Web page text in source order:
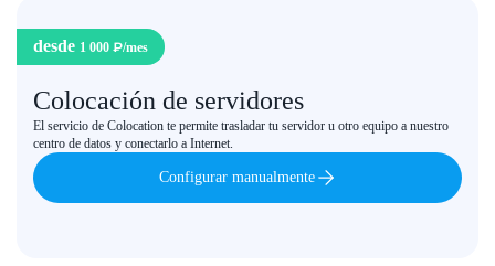
desde 1 000 ₽/mes
Colocación de servidores
El servicio de Colocation te permite trasladar tu servidor u otro equipo a nuestro
centro de datos y conectarlo a Internet.
Configurar manualmente